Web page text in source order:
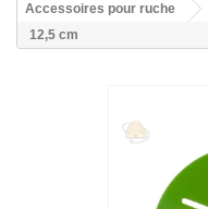
Accessoires pour ruche
12,5 cm